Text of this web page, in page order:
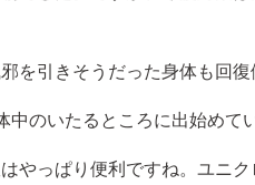
を引きそうだった身体も回復
のいたるところに出始めて
やっぱり便利ですね。ユニ